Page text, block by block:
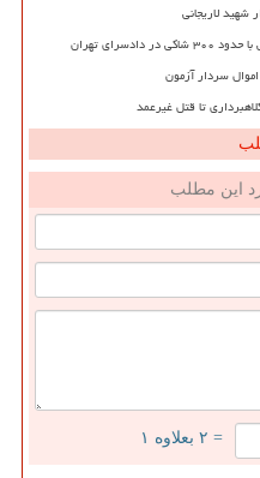
شهید لاریجانی
تهران
سردار آزمون
تا قتل غیرعمد
این مطلب
= ۲ بعلاوه ۱